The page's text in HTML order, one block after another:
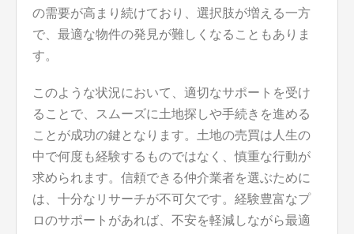
の需要が高まり続けており、選択肢が増える一方
で、最適な物件の発見が難しくなることもありま
す。
このような状況において、適切なサポートを受け
ることで、スムーズに土地探しや手続きを進める
ことが成功の鍵となります。土地の売買は人生の
中で何度も経験するものではなく、慎重な行動が
求められます。信頼できる仲介業者を選ぶために
は、十分なリサーチが不可欠です。経験豊富なプ
ロのサポートがあれば、不安を軽減しながら最適